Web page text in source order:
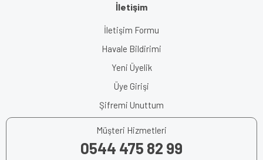
İletişim
İletişim Formu
Havale Bildirimi
Yeni Üyelik
Üye Girişi
Şifremi Unuttum
Müşteri Hizmetleri
0544 475 82 99